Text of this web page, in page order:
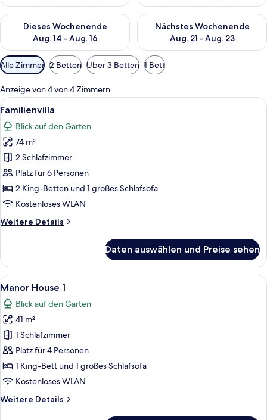
Dieses Wochenende
Aug. 14 - Aug. 16
Überprüfe die Verfügbarkeit für dieses Wochenende, Aug. 14
Nächstes Wochenende
Aug. 21 - Aug. 23
Überprüfe die Verfügbarkeit
Verfügbare
Filter
für
Zimmer
Alle Zimmer 2 Betten Über 3 Betten 1 Bett
Anzeige von 4 von 4 Zimmern
Alle
Fotos
für
Familienvilla
anzeigen
Ein Schlafzimmer mit einem
28
Familienvilla
Blick auf den Garten
74 m²
2 Schlafzimmer
Platz für 6 Personen
2 King-Betten und 1 großes Schlafsofa
Kostenloses WLAN
Weitere Details
Weitere
Daten auswählen und Preise sehen
Alle
Fotos
für
Manor
House
1
anzeigen
Ein Schlafzimmer mit Bett,
16
Manor House 1
Blick auf den Garten
41 m²
1 Schlafzimmer
Platz für 4 Personen
1 King-Bett und 1 großes Schlafsofa
Kostenloses WLAN
Weitere Details
Weitere